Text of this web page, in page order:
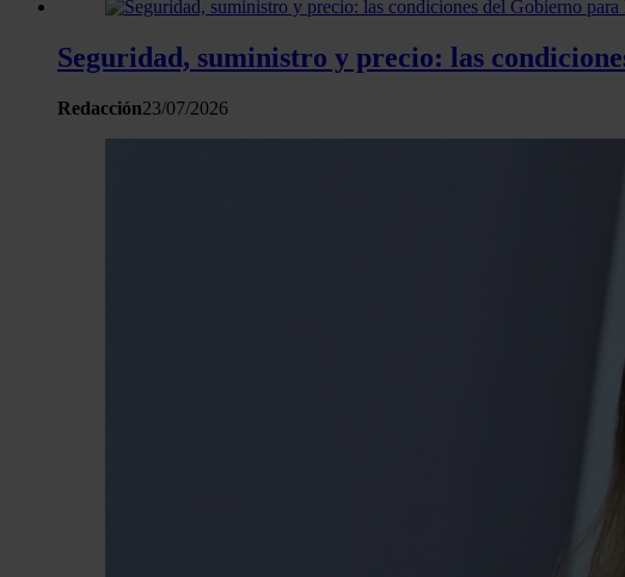
Seguridad, suministro y precio: las
Redacción23/07/2026